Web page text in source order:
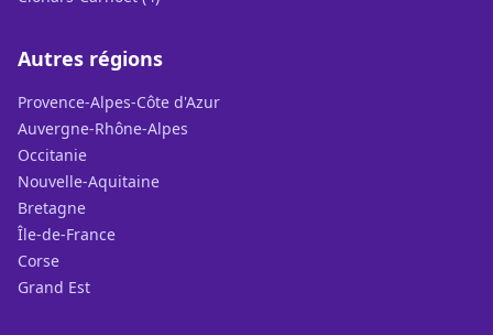
Autres régions
Provence-Alpes-Côte d'Azur
Auvergne-Rhône-Alpes
Occitanie
Nouvelle-Aquitaine
Bretagne
Île-de-France
Corse
Grand Est